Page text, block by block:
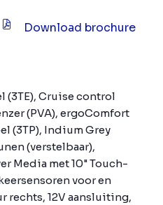
Download brochure
Cruise control
(PVA), ergoComfort
(3TP), Indium Grey
(verstelbaar),
Media met 10" Touch-
voor en
rechts, 12V aansluiting,